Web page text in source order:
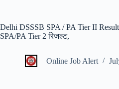
Delhi DSSSB SPA / PA Tier II
SPA/PA Tier 2 रिजल्ट,
Online Job Alert